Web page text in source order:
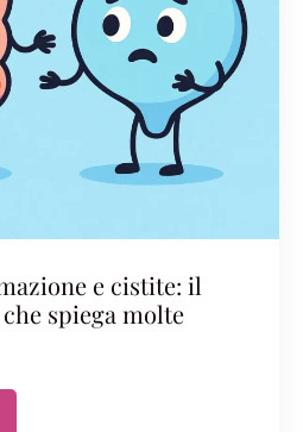
e cistite: il
spiega molte
E CISTITE: IL